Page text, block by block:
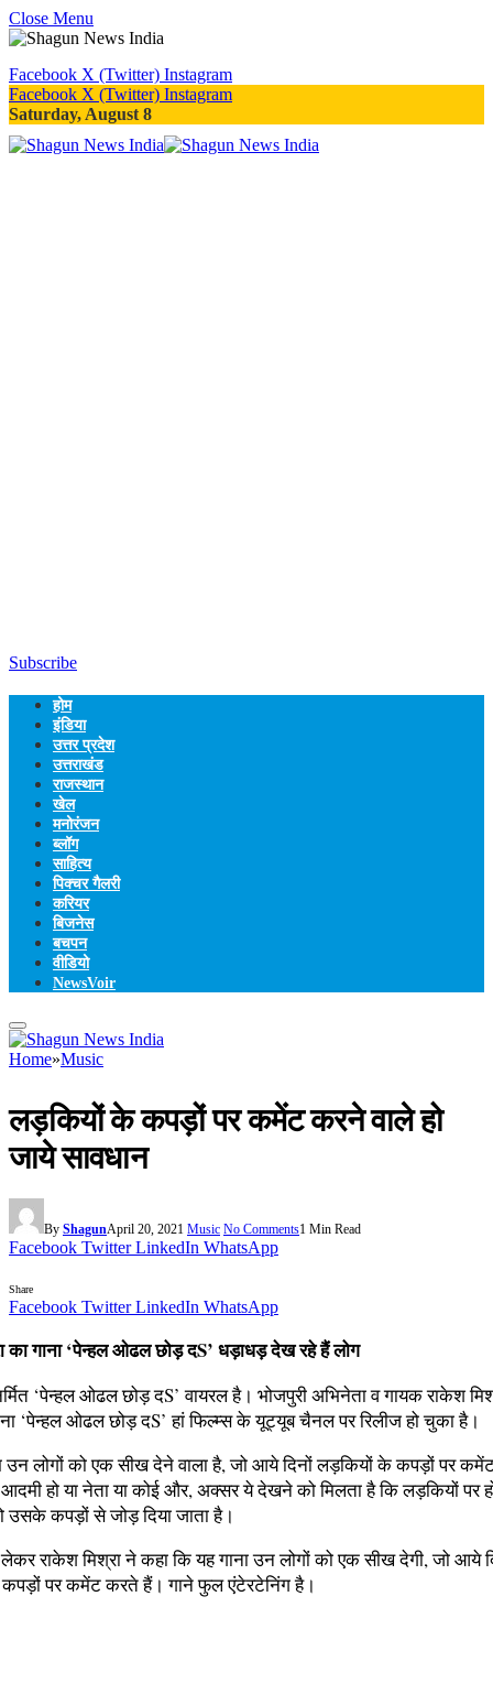
Close Menu
Facebook X (Twitter) Instagram
Facebook X (Twitter) Instagram
Saturday, August 8
Subscribe
होम
इंडिया
उत्तर प्रदेश
उत्तराखंड
राजस्थान
खेल
मनोरंजन
ब्लॉग
साहित्य
पिक्चर गैलरी
करियर
बिजनेस
बचपन
वीडियो
NewsVoir
Home»Music
लड़कियों के कपड़ों पर कमेंट करने वाले हो
जाये सावधान
By ShagunApril 20, 2021 Music No Comments1 Min Read
Facebook Twitter LinkedIn WhatsApp
Share
Facebook Twitter LinkedIn WhatsApp
का गाना ‘पेन्हल ओढल छोड़ दS’ धड़ाधड़ देख रहे हैं लोग
‘पेन्हल ओढल छोड़ दS’ वायरल है। भोजपुरी अभिनेता व गायक राकेश
‘पेन्हल ओढल छोड़ दS’ हां फिल्म्स के यूट्यूब चैनल पर रिलीज हो चुका है।
उन लोगों को एक सीख देने वाला है, जो आये दिनों लड़कियों के कपड़ों पर
हो या नेता या कोई और, अक्‍सर ये देखने को मिलता है कि लड़कियों पर
उसके कपड़ों से जोड़ दिया जाता है।
राकेश मिश्रा ने कहा कि यह गाना उन लोगों को एक सीख देगी, जो आये
पर कमेंट करते हैं। गाने फुल एंटेरटेनिंग है।